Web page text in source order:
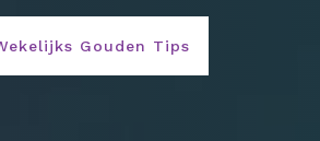
Gouden Tips